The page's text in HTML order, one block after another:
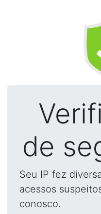
de
Seu IP fez
acessos
conosco.